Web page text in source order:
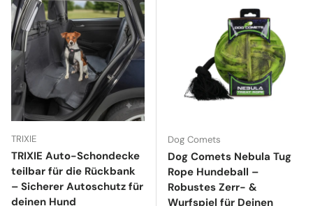
TRIXIE
TRIXIE Auto-Schondecke
teilbar für die Rückbank
– Sicherer Autoschutz für
deinen Hund
Dog Comets
Dog Comets Nebula Tug
Rope Hundeball –
Robustes Zerr- &
Wurfspiel für Deinen